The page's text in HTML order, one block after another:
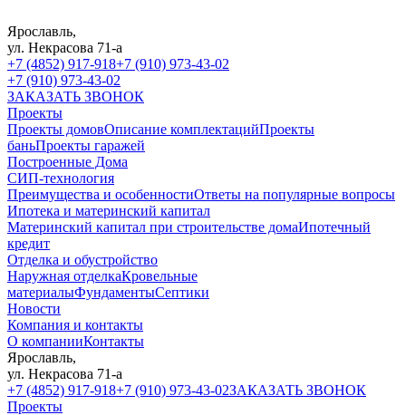
Ярославль,
ул. Некрасова 71-а
+7 (4852) 917-918+7 (910) 973-43-02
+7 (910) 973-43-02
ЗАКАЗАТЬ ЗВОНОК
Проекты
Проекты домовОписание комплектацийПроекты
баньПроекты гаражей
Построенные Дома
СИП-технология
Преимущества и особенностиОтветы на популярные вопросы
Ипотека и материнский капитал
Материнский капитал при строительстве домаИпотечный
кредит
Отделка и обустройство
Наружная отделкаКровельные
материалыФундаментыСептики
Новости
Компания и контакты
О компанииКонтакты
Ярославль,
ул. Некрасова 71-а
+7 (4852) 917-918+7 (910) 973-43-02ЗАКАЗАТЬ ЗВОНОК
Проекты